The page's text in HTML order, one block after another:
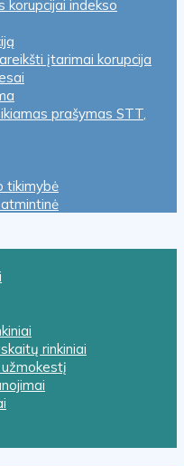
korupcijai indekso
įtarimai korupcija
prašymas STT,
tikimybė
rinkiniai